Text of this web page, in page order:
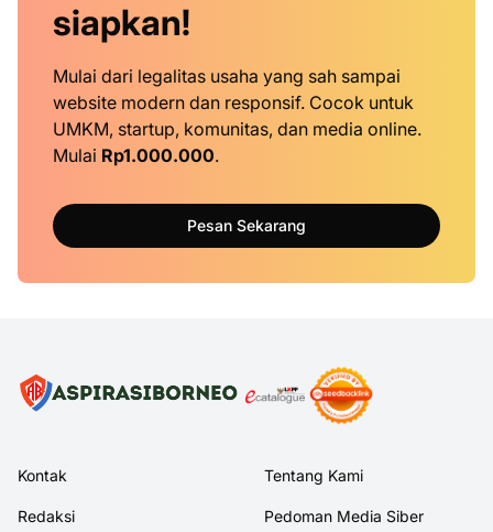
siapkan!
Mulai dari legalitas usaha yang sah sampai
website modern dan responsif. Cocok untuk
UMKM, startup, komunitas, dan media online.
Mulai Rp1.000.000.
Pesan Sekarang
Kontak Tentang Kami
Redaksi Pedoman Media Siber